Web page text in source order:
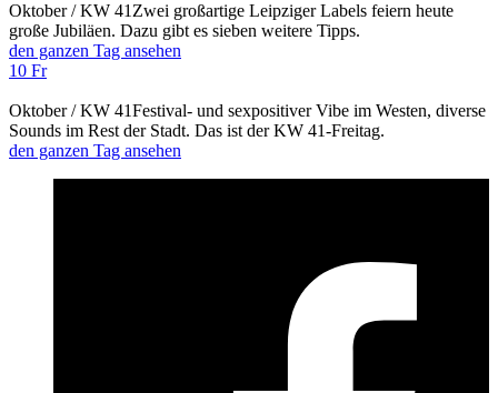
Oktober / KW 41 Zwei großartige Leipziger Labels feiern heute
große Jubiläen. Dazu gibt es sieben weitere Tipps.
den ganzen Tag ansehen
10 Fr
Oktober / KW 41Festival- und sexpositiver Vibe im Westen, diverse
Sounds im Rest der Stadt. Das ist der KW 41-Freitag.
den ganzen Tag ansehen